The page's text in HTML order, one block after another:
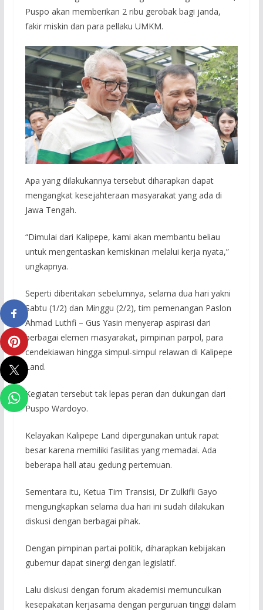
Puspo akan memberikan 2 ribu gerobak bagi janda,
fakir miskin dan para pellaku UMKM.
Apa yang dilakukannya tersebut diharapkan dapat
mengangkat kesejahteraan masyarakat yang ada di
Jawa Tengah.
“Dimulai dari Kalipepe, kami akan membantu beliau
untuk mengentaskan kemiskinan melalui kerja nyata,”
ungkapnya.
Seperti diberitakan sebelumnya, selama dua hari yakni
Sabtu (1/2) dan Minggu (2/2), tim pemenangan Paslon
Ahmad Luthfi – Gus Yasin menyerap aspirasi dari
berbagai elemen masyarakat, pimpinan parpol, para
cendekiawan hingga simpul-simpul relawan di Kalipepe
Land.
Kegiatan tersebut tak lepas peran dan dukungan dari
Puspo Wardoyo.
Kelayakan Kalipepe Land dipergunakan untuk rapat
besar karena memiliki fasilitas yang memadai. Ada
beberapa hall atau gedung pertemuan.
Sementara itu, Ketua Tim Transisi, Dr Zulkifli Gayo
mengungkapkan selama dua hari ini sudah dilakukan
diskusi dengan berbagai pihak.
Dengan pimpinan partai politik, diharapkan kebijakan
gubernur dapat sinergi dengan legislatif.
Lalu diskusi dengan forum akademisi memunculkan
kesepakatan kerjasama dengan perguruan tinggi dalam